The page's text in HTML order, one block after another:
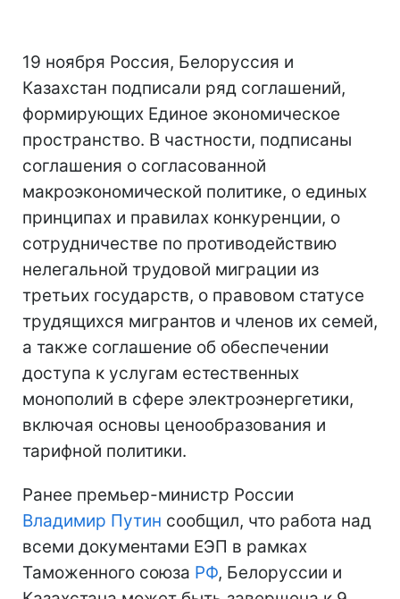
19 ноября Россия, Белоруссия и
Казахстан подписали ряд соглашений,
формирующих Единое экономическое
пространство. В частности, подписаны
соглашения о согласованной
макроэкономической политике, о единых
принципах и правилах конкуренции, о
сотрудничестве по противодействию
нелегальной трудовой миграции из
третьих государств, о правовом статусе
трудящихся мигрантов и членов их семей,
а также соглашение об обеспечении
доступа к услугам естественных
монополий в сфере электроэнергетики,
включая основы ценообразования и
тарифной политики.
Ранее премьер-министр России
Владимир Путин сообщил, что работа над
всеми документами ЕЭП в рамках
Таможенного союза РФ, Белоруссии и